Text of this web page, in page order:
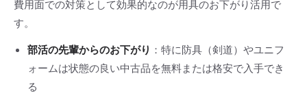
費用面での対策として効果的なのが用具のお下がり活用で
す。
部活の先輩からのお下がり ：特に防具（剣道）やユニフ
ォームは状態の良い中古品を無料または格安で入手でき
る